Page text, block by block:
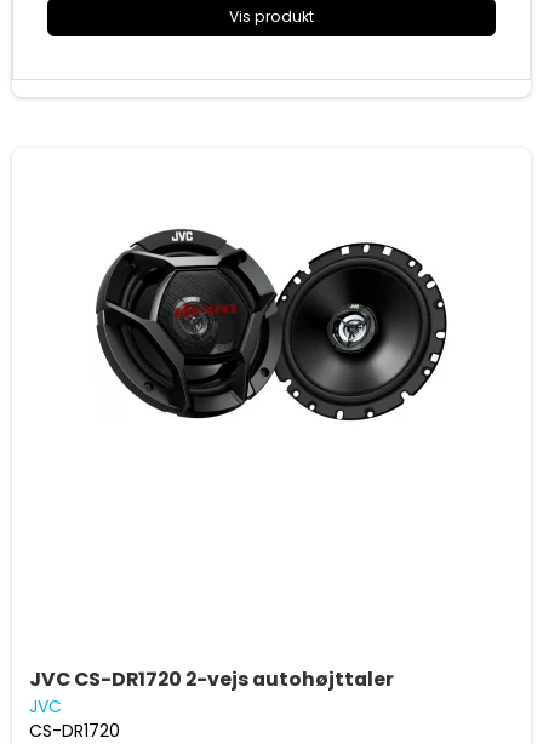
Vis produkt
JVC CS-DR1720 2-vejs autohøjttaler
JVC
CS-DR1720